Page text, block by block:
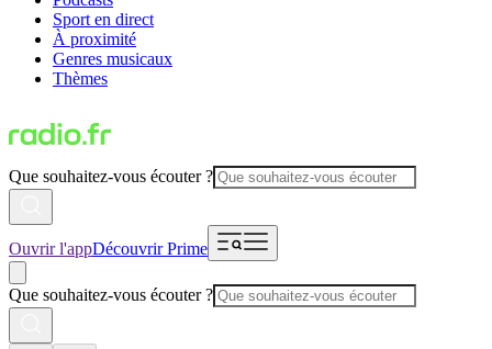
Sport en direct
À proximité
Genres musicaux
Thèmes
Que souhaitez-vous écouter ?
Ouvrir l'appDécouvrir Prime
Que souhaitez-vous écouter ?